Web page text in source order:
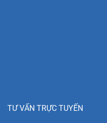
TƯ VẤN TRỰC TUYẾN